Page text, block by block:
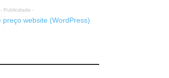
- Publicidade -